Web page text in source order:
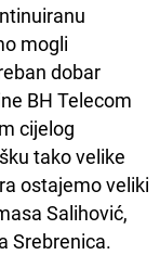
mogli
dobar
BH Telecom
cijelog
tako velike
ostajemo veliki
Salihović,
Srebrenica.